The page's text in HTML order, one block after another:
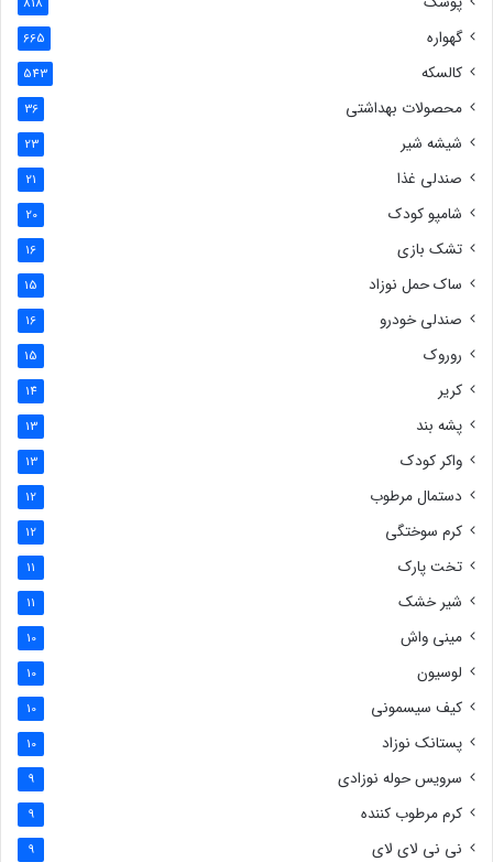
گهواره 665
کالسکه 543
محصولات بهداشتی 36
شیشه شیر 23
صندلی غذا 21
شامپو کودک 20
تشک بازی 16
ساک حمل نوزاد 15
صندلی خودرو 16
روروک 15
کریر 14
پشه بند 13
واکر کودک 13
دستمال مرطوب 12
کرم سوختگی 12
تخت پارک 11
شیر خشک 11
مینی واش 10
لوسیون 10
کیف سیسمونی 10
پستانک نوزاد 10
سرویس حوله نوزادی 9
کرم مرطوب کننده 9
نی نی لای لای 9